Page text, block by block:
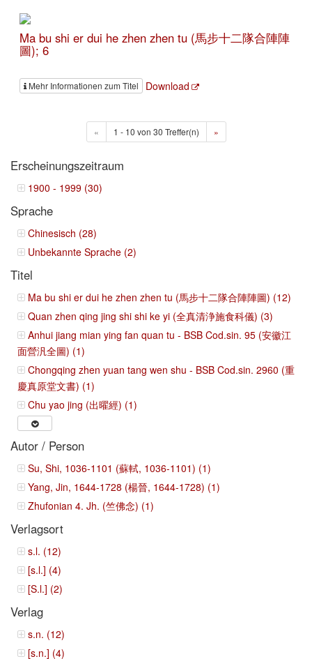
Ma bu shi er dui he zhen zhen tu (馬步十二隊合陣陣
圖); 6
Mehr Informationen zum Titel Download
« 1 - 10 von 30 Treffer(n) »
Erscheinungszeitraum
1900 - 1999 (30)
Sprache
Chinesisch (28)
Unbekannte Sprache (2)
Titel
Ma bu shi er dui he zhen zhen tu (馬步十二隊合陣陣圖) (12)
Quan zhen qing jing shi shi ke yi (全真清浄施食科儀) (3)
Anhui jiang mian ying fan quan tu - BSB Cod.sin. 95 (安徽江
面營汎全圖) (1)
Chongqing zhen yuan tang wen shu - BSB Cod.sin. 2960 (重
慶真原堂文書) (1)
Chu yao jing (出曜經) (1)
Autor / Person
Su, Shi, 1036-1101 (蘇軾, 1036-1101) (1)
Yang, Jin, 1644-1728 (楊晉, 1644-1728) (1)
Zhufonian 4. Jh. (竺佛念) (1)
Verlagsort
s.l. (12)
[s.l.] (4)
[S.l.] (2)
Verlag
s.n. (12)
[s.n.] (4)